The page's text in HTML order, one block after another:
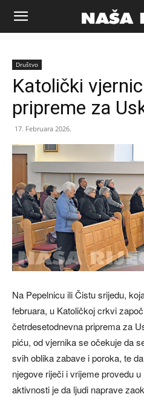
Naša
riječ
Zenica
Društvo
Katolički
pripreme za
17. Februara 2026.
Na Pepelnicu ili Čistu srijedu,
februara, u Katoličkoj crkvi
četrdesetodnevna priprema za
piću, od vjernika se očekuje da
svih oblika zabave i poroka, te
njegove riječi i vrijeme provedu
aktivnosti je da ljudi naprave